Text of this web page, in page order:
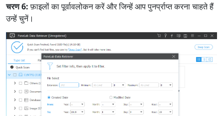
चरण 6:फ़ाइलों का पूर्वावलोकन करें और जिन्हें आप पुनर्प्राप्त करना चाहते हैं
उन्हें चुनें।
Norsk
Suomalainen
Svenska
Dansk
Ελληνικά
Türk
русский
हिंदी
Bahasa Melayu
ไทย
Română
Polskie
қазақ
Gaeilge
繁體中文